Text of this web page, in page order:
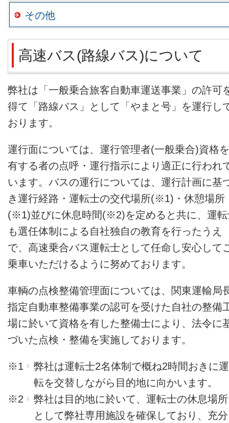
その他
高速バス(路線バス)について
弊社は「一般乗合旅客自動車運送事業」の許可
得て「路線バス」として「やまと号」を運行し
おります。
運行面については、運行管理者(一般乗合)資格を
有する者の点呼・運行指示により適正に行われ
います。バスの運行については、運行計画に基
き運行経路・運転士の交代場所(※1)・休憩場所
(※1)並びに休息時間(※2)を定めると共に、運
も選任体制による自社独自の教育を行ったうえ
で、高速乗合バス運転士として任命し安心して
乗車いただけるように努めております。
車輌の点検整備管理面については、関東運輸局
指定自動車整備事業の認可を受けた自社の整備
場に於いて資格を有した整備士により、法令に
づいた点検・整備を実施しております。
※1
弊社は運転士2名体制で概ね2時間おきに運
転を交替しながら目的地に向かいます。
※2
弊社は目的地に於いて、運転士の休息場所
として弊社専用施設を確保しており、充分